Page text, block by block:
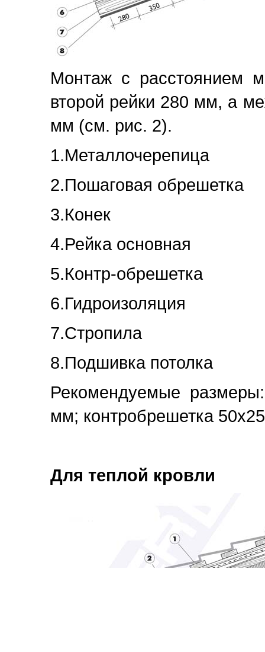
Монтаж с расстоянием
второй рейки 280 мм, а
мм (см. рис. 2).
1.Металлочерепица
2.Пошаговая обрешетка
3.Конек
4.Рейка основная
5.Контр-обрешетка
6.Гидроизоляция
7.Стропила
8.Подшивка потолка
Рекомендуемые
мм; контробрешетка
Для теплой кровли